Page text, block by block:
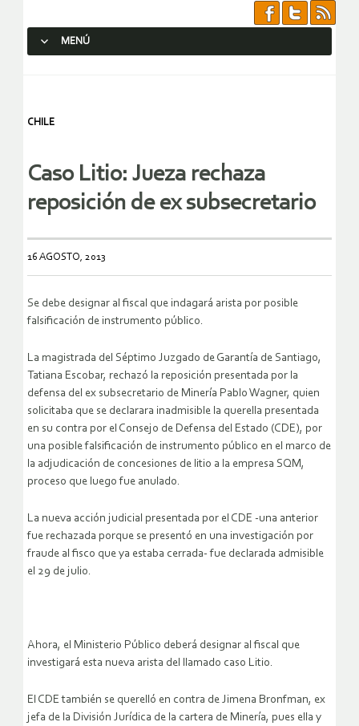
MENÚ
CHILE
Caso Litio: Jueza rechaza
reposición de ex subsecretario
16 AGOSTO, 2013
Se debe designar al fiscal que indagará arista por posible
falsificación de instrumento público.
La magistrada del Séptimo Juzgado de Garantía de Santiago,
Tatiana Escobar, rechazó la reposición presentada por la
defensa del ex subsecretario de Minería Pablo Wagner, quien
solicitaba que se declarara inadmisible la querella presentada
en su contra por el Consejo de Defensa del Estado (CDE), por
una posible falsificación de instrumento público en el marco de
la adjudicación de concesiones de litio a la empresa SQM,
proceso que luego fue anulado.
La nueva acción judicial presentada por el CDE -una anterior
fue rechazada porque se presentó en una investigación por
fraude al fisco que ya estaba cerrada- fue declarada admisible
el 29 de julio.
Ahora, el Ministerio Público deberá designar al fiscal que
investigará esta nueva arista del llamado caso Litio.
El CDE también se querelló en contra de Jimena Bronfman, ex
jefa de la División Jurídica de la cartera de Minería, pues ella y